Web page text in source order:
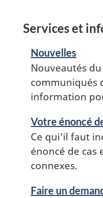
Services et
Nouvelles
Nouveautés
communiqués
information
Votre énoncé
Ce qui'il faut
énoncé de cas
connexes.
Faire un